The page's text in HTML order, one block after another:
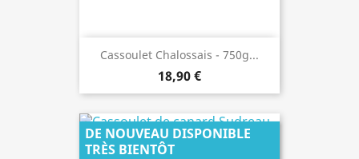
Cassoulet Chalossais - 750g...
18,90 €
DE NOUVEAU DISPONIBLE
TRÈS BIENTÔT